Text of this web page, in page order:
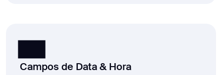
Campos de Data & Hora